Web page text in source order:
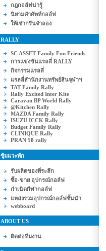
กฎกอล์ฟน่ารู้
นิยามคำศัพท์กอล์ฟ
ให้เช่ากรีนจำลอง
RALLY
SC ASSET Family Fun Friends
การแข่งขันแรลลี่ RALLY
กิจกรรมแรลลี่
แรลลี่สำนักงานทรัพย์สินจุฬาฯ
TAT Family Rally
Rally Excited Inter Kite
Caravan BP World Rally
@Kitchen Rally
MAZDA Family Rally
ISUZU ICCK Rally
Budget Family Rally
CLINIQUE Rally
PRAN 58 rally
ซุ้มแวะพัก
รับผลิตของที่ระลึก
ซื้อ-ขาย อุปกรณ์กอล์ฟ
กำเนิดกีฬากอล์ฟ
แหล่งรวมอุปกรณ์กอล์ฟชั้นนำ
webboard
ABOUT US
ติดต่อทีมงาน